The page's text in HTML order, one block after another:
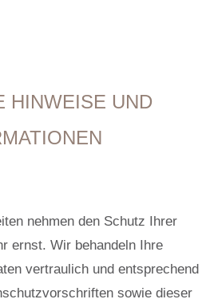
HINWEISE UND
nehmen den Schutz Ihrer
ernst. Wir behandeln Ihre
vertraulich und entsprechend
sowie dieser